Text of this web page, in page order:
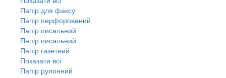
Папір для факсу
Папір перфорований
Папір писальний
Папір писальний
Папір газетний
Показати всі
Папір рулонний